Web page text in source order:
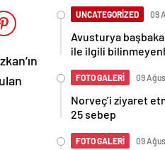
UNCATEGORİZED 09
Avusturya
ile ilgili
FOTO GALERİ 09
Norveç’i ziyaret
25 sebep
FOTO GALERİ 09